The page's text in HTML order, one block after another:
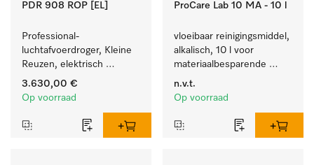
PDR 908 ROP [EL]
Professional-
luchtafvoerdroger, Kleine
Reuzen, elektrisch
verwarmd  met zeer korte
programma's. Vermogen
3.630,00 €
Op voorraad
ProCare Lab 10 MA - 10 l
vloeibaar reinigingsmiddel,
alkalisch, 10 l voor
materiaalbesparende
machinale reiniging van
laboratoriumglaswerk en -
n.v.t.
Op voorraad